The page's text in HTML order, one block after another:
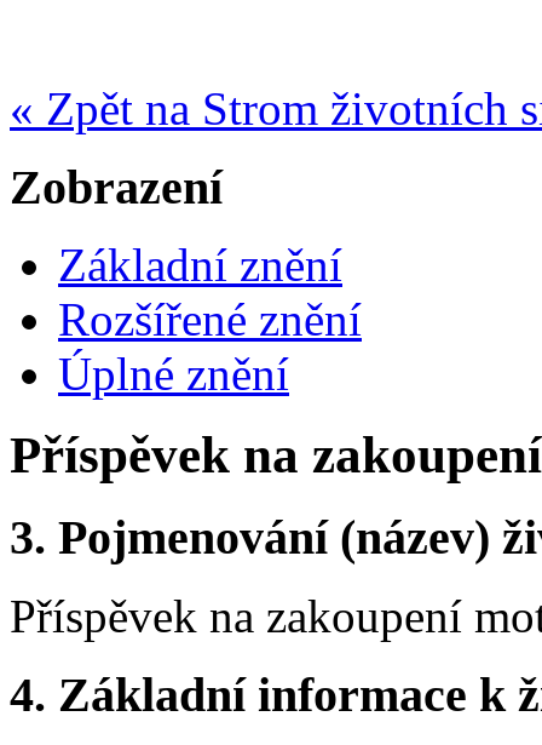
« Zpět na Strom životních
Zobrazení
Základní znění
Rozšířené znění
Úplné znění
Příspěvek na
3. Pojmenování (název)
Příspěvek na zakoupení
4. Základní informace k